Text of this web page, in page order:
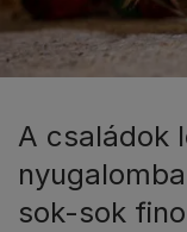
A családok
sok-sok